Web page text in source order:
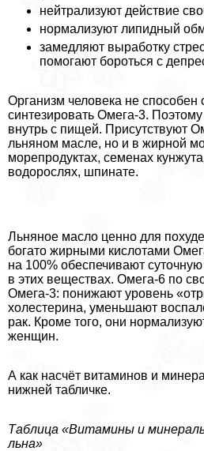
нейтрализуют действие
нормализуют липидный
замедляют выработку
помогают бороться с
Организм человека не способен
синтезировать Омега-3.
внутрь с пищей. Присутствуют
льняном масле, но и в жирной
морепродуктах, семенах
водорослях, шпинате.
Льняное масло ценно для
богато жирными кислотами
на 100% обеспечивают
в этих веществах. Омега-6 по
Омега-3: понижают уровень
холестерина, уменьшают
paк. Кроме того, они
женщин.
А как насчёт витаминов и
нижней табличке.
Таблица «Витамины и
льна»